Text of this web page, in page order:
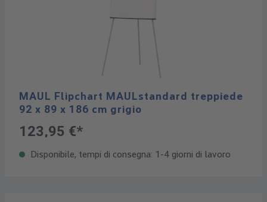
MAUL Flipchart MAULstandard treppiede
92 x 89 x 186 cm grigio
123,95 €*
Disponibile, tempi di consegna: 1-4 giorni di lavoro